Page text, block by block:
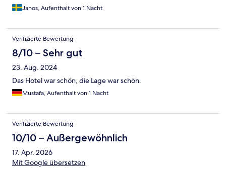
Janos, Aufenthalt von 1 Nacht
Verifizierte Bewertung
8/10 – Sehr gut
23. Aug. 2024
Das Hotel war schön, die Lage war schön.
Mustafa, Aufenthalt von 1 Nacht
Verifizierte Bewertung
10/10 – Außergewöhnlich
17. Apr. 2026
Mit Google übersetzen